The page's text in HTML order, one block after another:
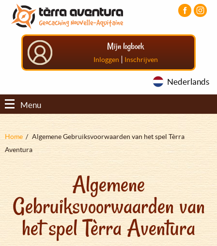
Overslaan
naar
Aller
menu
principal
Aller
pied
Mijn logboek
Inloggen | Inschrijven
Nederlands
Menu
Kruimelpad
Home
Algemene Gebruiksvoorwaarden van het spel Tèrra
Aventura
Algemene
Gebruiksvoorwaarden van
het spel Tèrra Aventura